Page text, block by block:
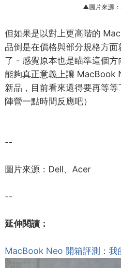
▲圖片來源
但如果是以對上更高階的
品倒是在價格與部分規格方
了 - 感覺原本也是瞄準這個
能夠真正意義上讓 MacBook
新品，目前看來還得要再等
陣營一點時間反應吧）
--
圖片來源：Dell、Acer
--
延伸閱讀：
MacBook Neo 開箱評測：我